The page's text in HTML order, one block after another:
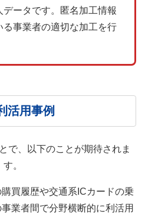
ータです。匿名加工情報
る事業者の適切な加工を行
活用事例
買履歴や交通系ICカードの乗
業者間で分野横断的に利活用